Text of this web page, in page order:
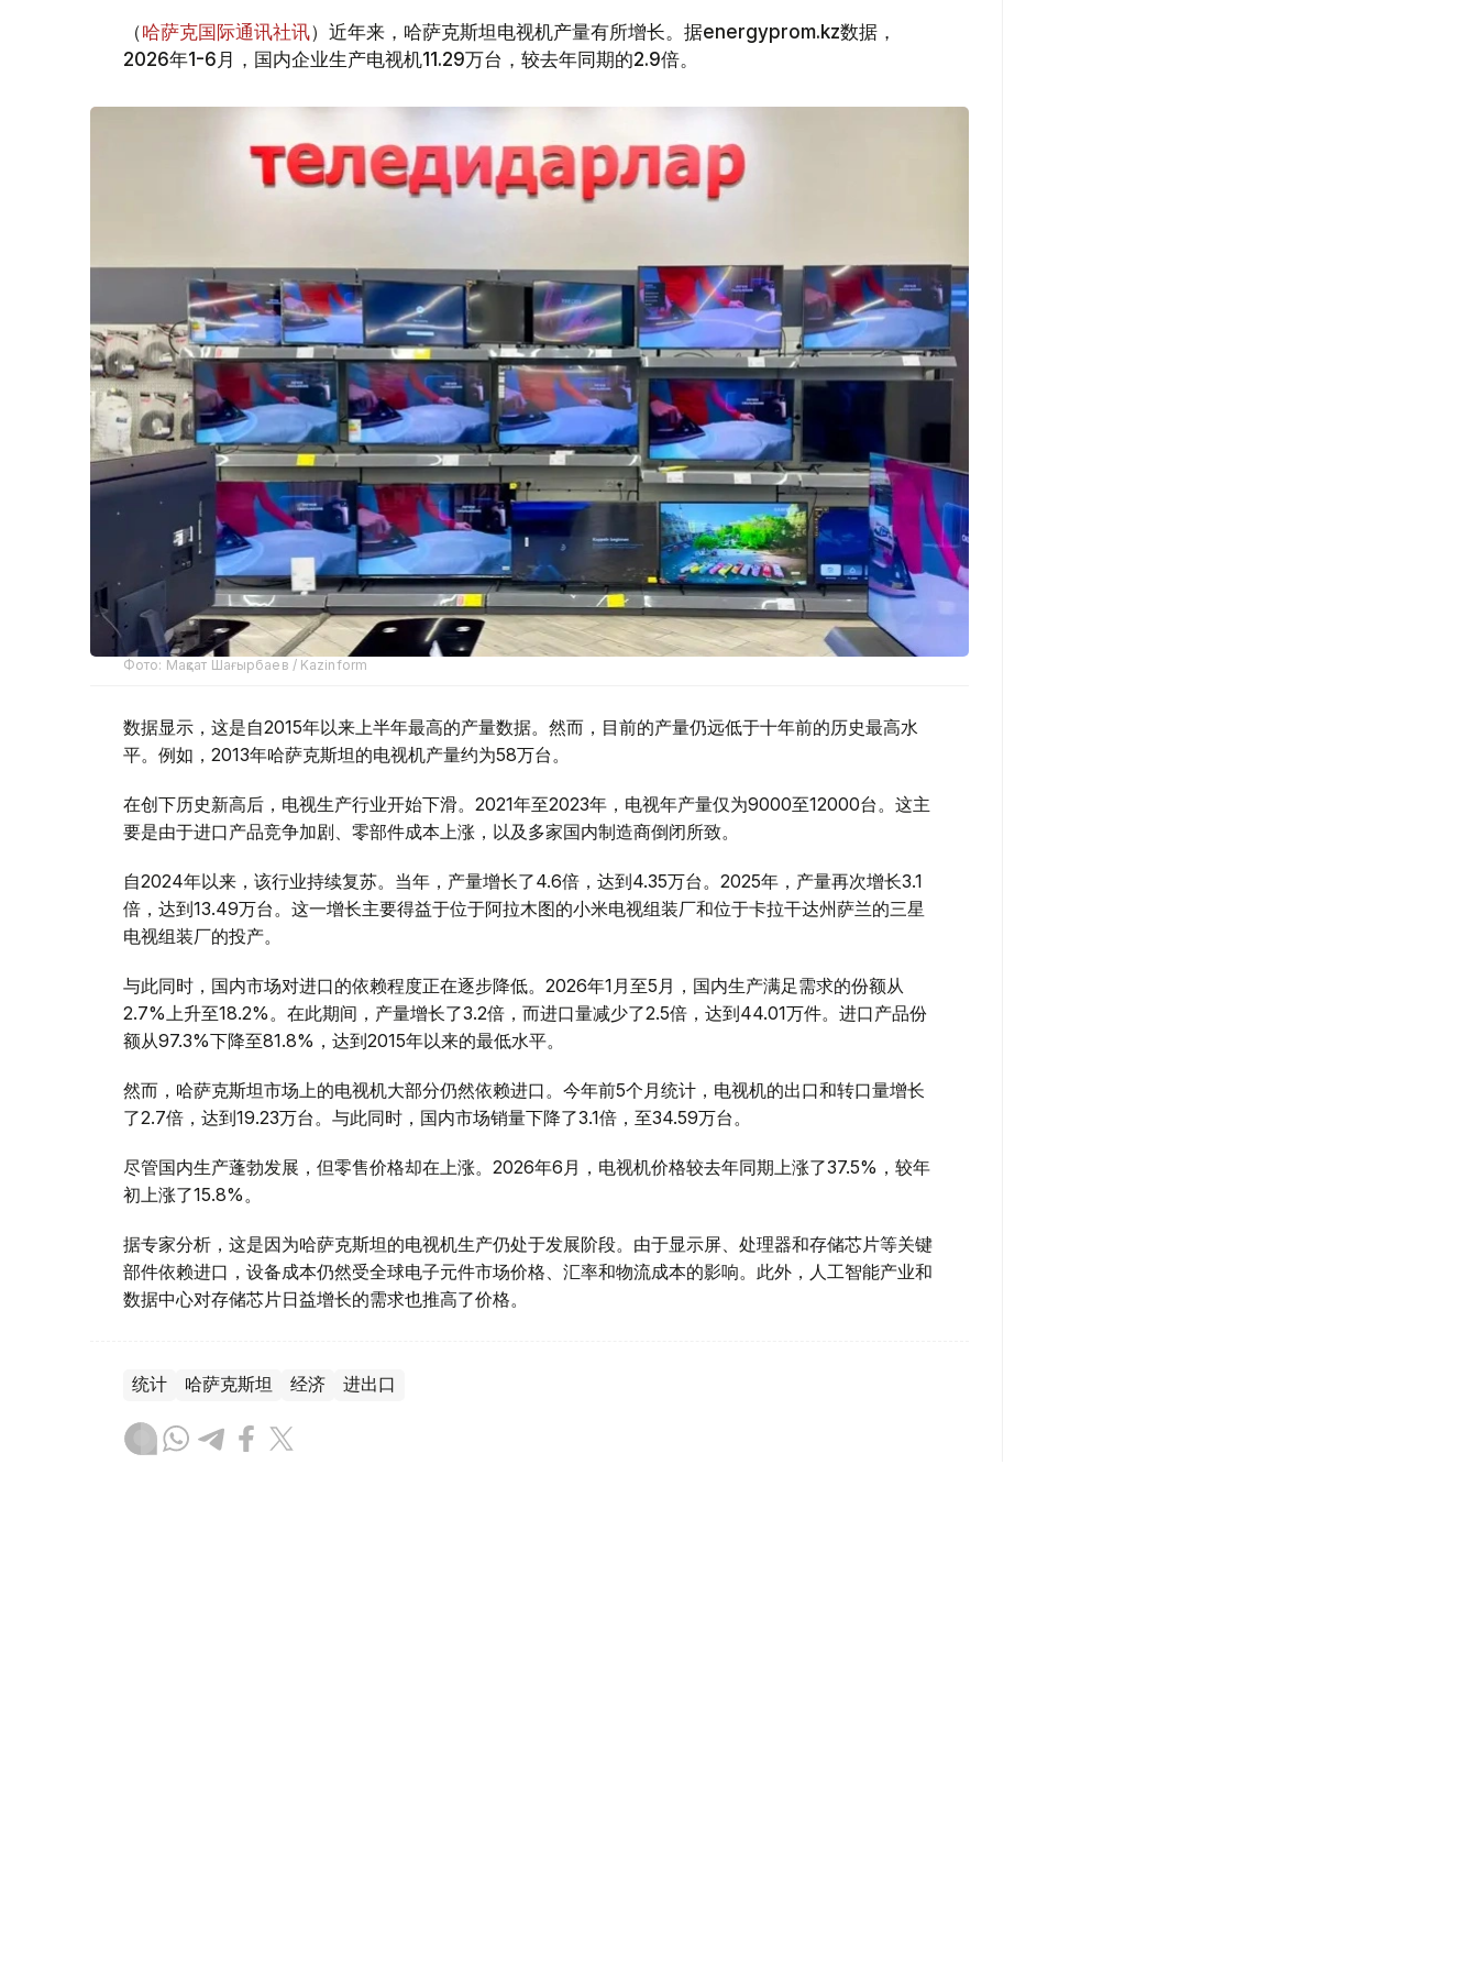
（哈萨克国际通讯社讯）近年来，哈萨克斯坦电视机产量有所增长。据energyprom.kz数据，
2026年1-6月，国内企业生产电视机11.29万台，较去年同期的2.9倍。
Фото: Мақсат Шағырбаев / Kazinform
数据显示，这是自2015年以来上半年最高的产量数据。然而，目前的产量仍远低于十年前的历史最高水
平。例如，2013年哈萨克斯坦的电视机产量约为58万台。
在创下历史新高后，电视生产行业开始下滑。2021年至2023年，电视年产量仅为9000至12000台。这主
要是由于进口产品竞争加剧、零部件成本上涨，以及多家国内制造商倒闭所致。
自2024年以来，该行业持续复苏。当年，产量增长了4.6倍，达到4.35万台。2025年，产量再次增长3.1
倍，达到13.49万台。这一增长主要得益于位于阿拉木图的小米电视组装厂和位于卡拉干达州萨兰的三星
电视组装厂的投产。
与此同时，国内市场对进口的依赖程度正在逐步降低。2026年1月至5月，国内生产满足需求的份额从
2.7%上升至18.2%。在此期间，产量增长了3.2倍，而进口量减少了2.5倍，达到44.01万件。进口产品份
额从97.3%下降至81.8%，达到2015年以来的最低水平。
然而，哈萨克斯坦市场上的电视机大部分仍然依赖进口。今年前5个月统计，电视机的出口和转口量增长
了2.7倍，达到19.23万台。与此同时，国内市场销量下降了3.1倍，至34.59万台。
尽管国内生产蓬勃发展，但零售价格却在上涨。2026年6月，电视机价格较去年同期上涨了37.5%，较年
初上涨了15.8%。
据专家分析，这是因为哈萨克斯坦的电视机生产仍处于发展阶段。由于显示屏、处理器和存储芯片等关键
部件依赖进口，设备成本仍然受全球电子元件市场价格、汇率和物流成本的影响。此外，人工智能产业和
数据中心对存储芯片日益增长的需求也推高了价格。
统计 哈萨克斯坦 经济 进出口